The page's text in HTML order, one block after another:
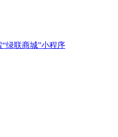
绿联商城”小程序